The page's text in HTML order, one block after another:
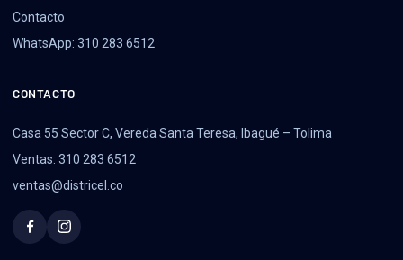
Contacto
WhatsApp: 310 283 6512
CONTACTO
Casa 55 Sector C, Vereda Santa Teresa, Ibagué – Tolima
Ventas: 310 283 6512
ventas@districel.co